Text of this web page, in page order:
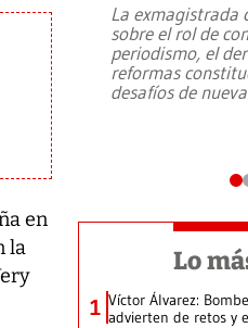
en
la
La exmagistrada
sobre el rol de
periodismo, el
reformas
desafíos de
Lo
1 Víctor Álvarez:
advierten de retos y